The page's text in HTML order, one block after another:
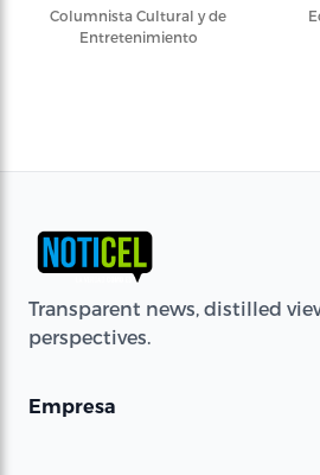
Columnista Cultural y de
Entretenimiento
Transparent news, distilled
perspectives.
Empresa